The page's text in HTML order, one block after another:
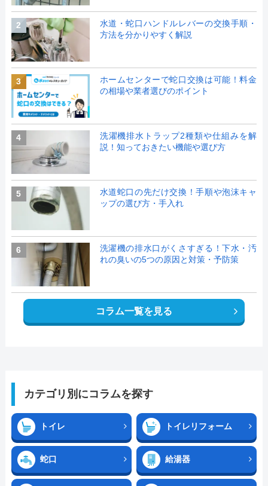
2
水道・蛇口ハンドルレバーの交換手順・
方法を分かりやすく解説
3
ホームセンターで蛇口交換は可能！料金
の相場や業者選びのポイント
4
洗濯機排水トラップ2種類や仕組みを解
説！知っておきたい機能や選び方
5
水道蛇口の先だけ交換！手順や泡沫キャ
ップの選び方・手入れ
6
洗濯機の排水口がくさすぎる！下水・汚
れの臭いの5つの原因と対策・予防策
コラム一覧を見る
カテゴリ別にコラムを探す
トイレ トイレリフォーム
蛇口 給湯器